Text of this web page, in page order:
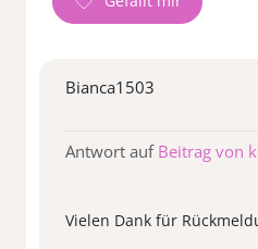
Bianca1503
Antwort auf Beitrag von
Vielen Dank für